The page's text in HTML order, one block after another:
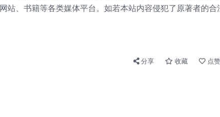
站、书籍等各类媒体平台。如若本站内容侵犯了原著者的合
分享 收藏 点